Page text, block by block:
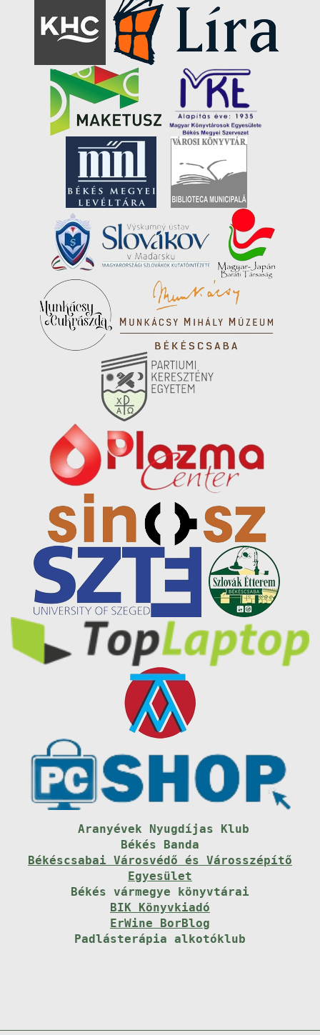
Aranyévek Nyugdíjas Klub
Békés Banda
Békéscsabai Városvédő és Városszépítő
Egyesület
Békés vármegye könyvtárai
BIK Könyvkiadó
ErWine BorBlog
Padlásterápia alkotóklub